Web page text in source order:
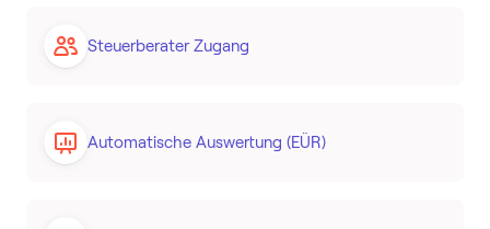
Steuerberater Zugang
Automatische Auswertung (EÜR)